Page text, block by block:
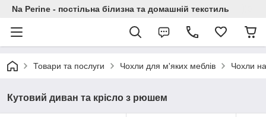
Na Perine - постільна білизна та домашній текстиль
Товари та послуги Чохли для м'яких меблів Чохли
Кутовий диван та крісло з рюшем